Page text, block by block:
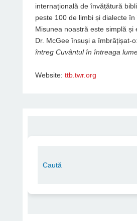
internațională de învățătură
peste 100 de limbi și dialecte în
Misunea noastră este simplă și
Dr. McGee însuși a îmbrățișat-o:
întreg Cuvântul în întreaga
Website: ttb.twr.org